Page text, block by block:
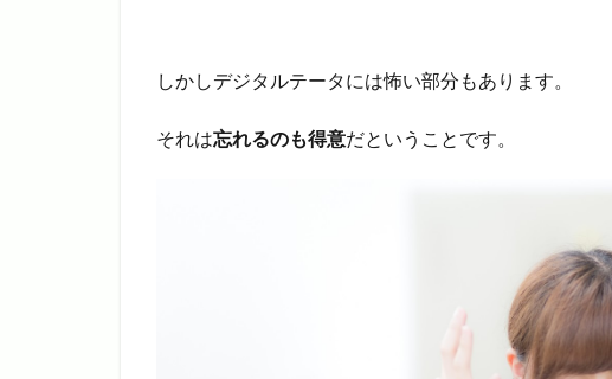
しかしデジタルテータには怖い部分もあります。
それは忘れるのも得意だということです。